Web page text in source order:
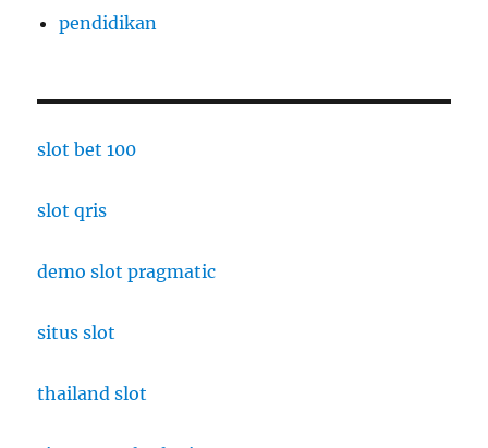
pendidikan
slot bet 100
slot qris
demo slot pragmatic
situs slot
thailand slot